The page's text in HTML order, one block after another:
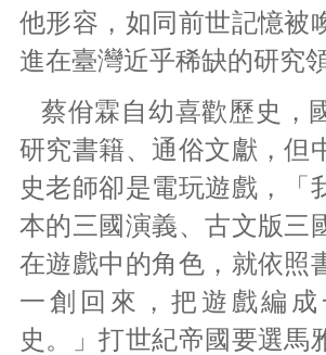
他形容，如同前世記憶被
進在臺灣近乎稀缺的研究
蔡佾霖自幼喜歡歷史，
研究書籍、通俗文獻，但
史老師卻是電玩遊戲，「
本的三國演義、古文版三
在遊戲中的角色，就依照
一創回來，把遊戲編
史。」打世紀帝國要選馬